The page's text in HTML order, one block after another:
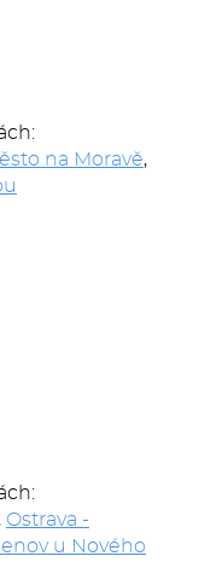
na Moravě,
, Ostrava -
u Nového